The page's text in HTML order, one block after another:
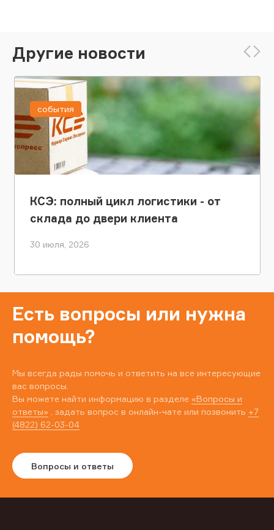
Другие новости
КСЭ: полный цикл логистики - от
склада до двери клиента
30 июля, 2026
события
Есть вопросы или нужна
помощь?
Мы всегда рады помочь и ответить на все интересующие
вас вопросы.
Вы можете найти информацию в разделе «Вопросы и
ответы» , задать вопрос в онлайн-чате или позвонить +7
(4822) 62-03-04
Вопросы и ответы